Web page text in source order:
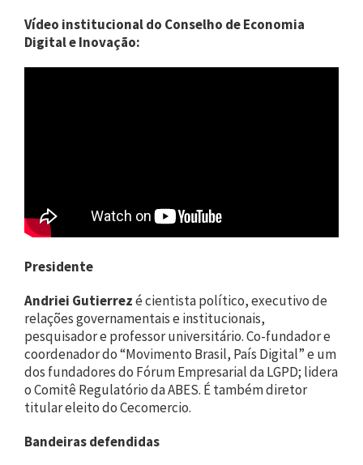
Vídeo institucional do Conselho de Economia
Digital e Inovação:
Presidente
Andriei Gutierrezé cientista político, executivo de
relações governamentais e institucionais,
pesquisador e professor universitário. Co-fundador e
coordenador do “Movimento Brasil, País Digital” e um
dos fundadores do Fórum Empresarial da LGPD; lidera
o Comitê Regulatório da ABES. É também diretor
titular eleito do Cecomercio.
Bandeiras defendidas